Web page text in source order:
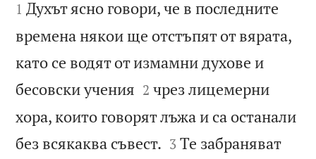


1 Духът ясно говори, че в последните
времена някои ще отстъпят от вярата,
като се водят от измамни духове и
бесовски учения 

2 чрез лицемерни
хора, които говорят лъжа и са останали
без всякаква съвест. 

3 Те забраняват